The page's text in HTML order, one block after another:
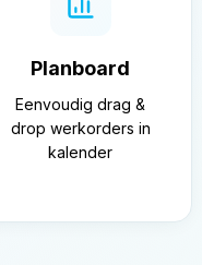
Planboard
Eenvoudig drag &
drop werkorders in
kalender